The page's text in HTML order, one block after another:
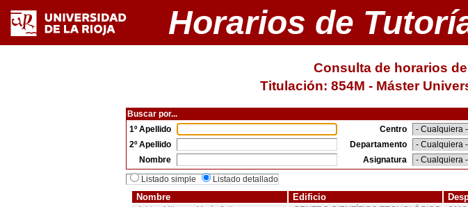
Horarios de
Consulta de horarios
Titulación: 854M - Máster
Buscar por...
1º Apellido
Centro
2º Apellido
Departamento
Nombre
Asignatura
Listado simple
Listado detallado
Nombre Edificio